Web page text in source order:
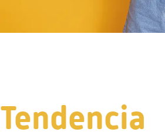
Tendencia